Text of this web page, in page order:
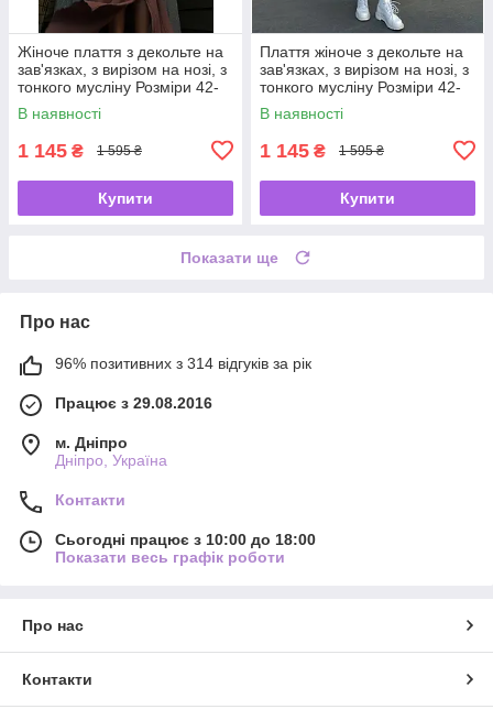
Жіноче плаття з декольте на
зав'язках, з вирізом на нозі, з
тонкого мусліну Розміри 42-
44, 46-48
В наявності
1 145 ₴ 1 595 ₴
Купити
Плаття жіноче з декольте на
зав'язках, з вирізом на нозі, з
тонкого мусліну Розміри 42-
44, 46-48
В наявності
1 145 ₴ 1 595 ₴
Купити
Показати ще
Про нас
96% позитивних з 314 відгуків за рік
Працює з 29.08.2016
м. Дніпро
Дніпро, Україна
Контакти
Сьогодні працює з 10:00 до 18:00
Показати весь графік роботи
Про нас
Контакти